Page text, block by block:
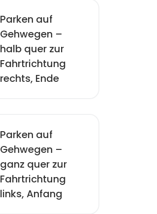
Parken auf
Gehwegen –
halb quer zur
Fahrtrichtung
rechts, Ende
Parken auf
Gehwegen –
ganz quer zur
Fahrtrichtung
links, Anfang